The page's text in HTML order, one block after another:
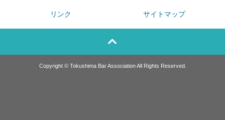
リンク サイトマップ
Copyright © Tokushima Bar Association All Rights Reserved.